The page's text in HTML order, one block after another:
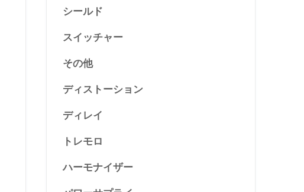
シールド
スイッチャー
その他
ディストーション
ディレイ
トレモロ
ハーモナイザー